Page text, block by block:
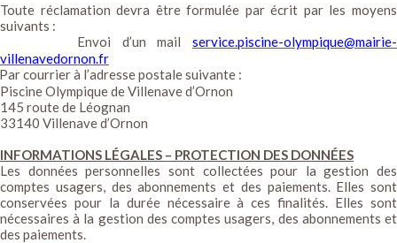
Toute réclamation devra être formulée par écrit par les moyens
suivants :
Envoi d’un mail service.piscine-olympique@mairie-
villenavedornon.fr
Par courrier à l’adresse postale suivante :
Piscine Olympique de Villenave d’Ornon
145 route de Léognan
33140 Villenave d’Ornon
INFORMATIONS LÉGALES – PROTECTION DES DONNÉES
Les données personnelles sont collectées pour la gestion des
comptes usagers, des abonnements et des paiements. Elles sont
conservées pour la durée nécessaire à ces finalités. Elles sont
nécessaires à la gestion des comptes usagers, des abonnements et
des paiements.